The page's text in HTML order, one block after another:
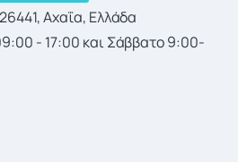
Αχαΐα, Ελλάδα
- 17:00 και Σάββατο 9:00-